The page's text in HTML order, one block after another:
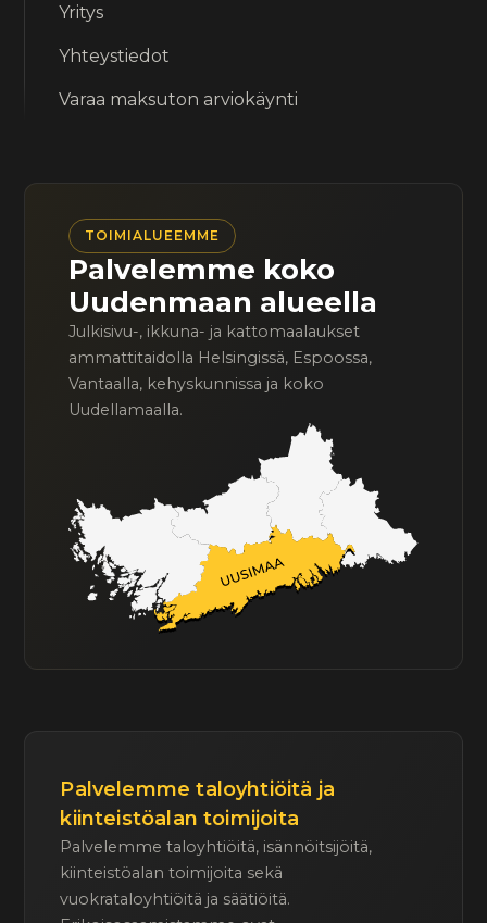
Yritys
Yhteystiedot
Varaa maksuton arviokäynti
TOIMIALUEEMME
Palvelemme koko
Uudenmaan alueella
Julkisivu-, ikkuna- ja kattomaalaukset
ammattitaidolla Helsingissä, Espoossa,
Vantaalla, kehyskunnissa ja koko
Uudellamaalla.
Palvelemme taloyhtiöitä ja
kiinteistöalan toimijoita
Palvelemme taloyhtiöitä, isännöitsijöitä,
kiinteistöalan toimijoita sekä
vuokrataloyhtiöitä ja säätiöitä.